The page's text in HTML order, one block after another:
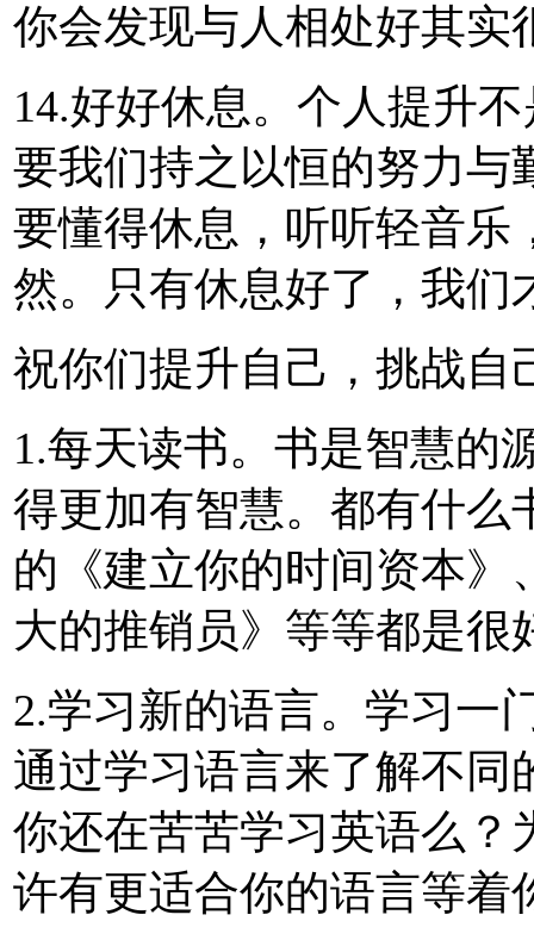
你会发现与人相处好其实
14.好好休息。个人提升
要我们持之以恒的努力与
要懂得休息，听听轻音乐
然。只有休息好了，我们
祝你们提升自己，挑战自
1.每天读书。书是智慧的
得更加有智慧。都有什么
的《建立你的时间资本》
大的推销员》等等都是很
2.学习新的语言。学习一
通过学习语言来了解不同
你还在苦苦学习英语么？
许有更适合你的语言等着